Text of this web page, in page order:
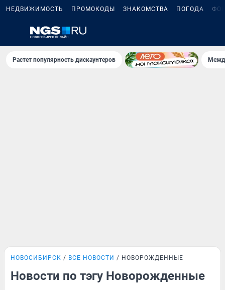
НЕДВИЖИМОСТЬ ПРОМОКОДЫ ЗНАКОМСТВА ПОГОДА
Растет популярность дискаунтеров
НОВОСИБИРСК ВСЕ НОВОСТИ НОВОРОЖДЕННЫЕ
Новости по тэгу Новорожденные